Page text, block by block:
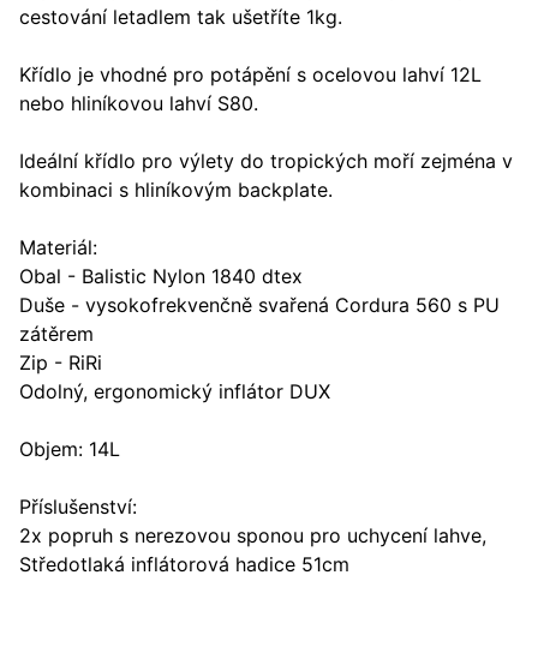
cestování letadlem tak ušetříte 1kg.
Křídlo je vhodné pro potápění s ocelovou lahví 12L
nebo hliníkovou lahví S80.
Ideální křídlo pro výlety do tropických moří zejména v
kombinaci s hliníkovým backplate.
Materiál:
Obal - Balistic Nylon 1840 dtex
Duše - vysokofrekvenčně svařená Cordura 560 s PU
zátěrem
Zip - RiRi
Odolný, ergonomický inflátor DUX
Objem: 14L
Příslušenství:
2x popruh s nerezovou sponou pro uchycení lahve,
Středotlaká inflátorová hadice 51cm